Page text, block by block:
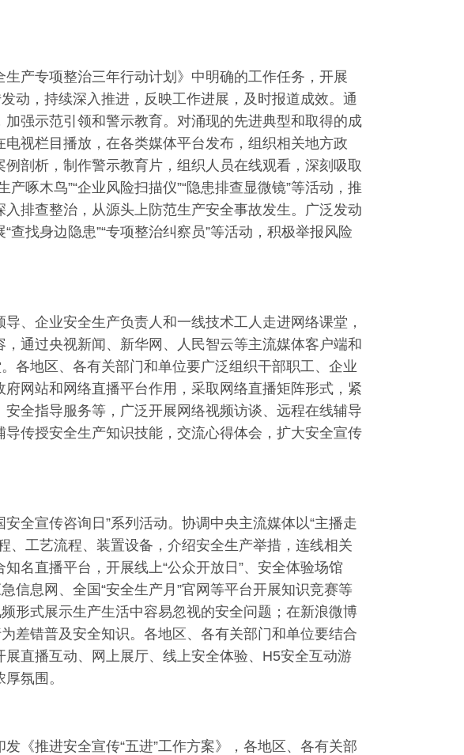
产专项整治三年行动计划》中明确的工作任务，开展
动，持续深入推进，反映工作进展，及时报道成效。通
强示范引领和警示教育。对涌现的先进典型和取得的成
视栏目播放，在各类媒体平台发布，组织相关地方政
剖析，制作警示教育片，组织人员在线观看，深刻吸取
啄木鸟”“企业风险扫描仪”“隐患排查显微镜”等活动，推
排查整治，从源头上防范生产安全事故发生。广泛发动
找身边隐患”“专项整治纠察员”等活动，积极举报风险
、企业安全生产负责人和一线技术工人走进网络课堂，
通过央视新闻、新华网、人民智云等主流媒体客户端和
各地区、各有关部门和单位要广泛组织干部职工、企业
网站和网络直播平台作用，采取网络直播矩阵形式，紧
全指导服务等，广泛开展网络视频访谈、远程在线辅导
导传授安全生产知识技能，交流心得体会，扩大安全宣传
全宣传咨询日”系列活动。协调中央主流媒体以“主播走
、工艺流程、装置设备，介绍安全生产举措，连线相关
名直播平台，开展线上“公众开放日”、安全体验场馆
信息网、全国“安全生产月”官网等平台开展知识竞赛等
形式展示生产生活中容易忽视的安全问题；在新浪微博
差错普及安全知识。各地区、各有关部门和单位要结合
直播互动、网上展厅、线上安全体验、H5安全互动游
氛围。
《推进安全宣传“五进”工作方案》，各地区、各有关部